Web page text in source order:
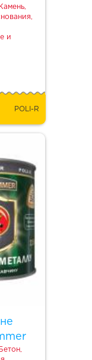
и
POLI-R